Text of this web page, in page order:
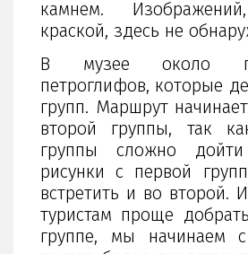
камнем.
краской, здесь не
В музее около
петроглифов, которые
групп. Маршрут
второй группы, так
группы сложно
рисунки с первой
встретить и во второй.
туристам проще
группе, мы начинаем